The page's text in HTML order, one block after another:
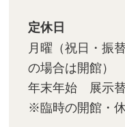
定休日
月曜（祝日・振
の場合は開館）
年末年始 展示
※臨時の開館・